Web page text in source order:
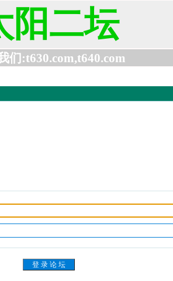
阳二坛
们:t630.com,t640.com